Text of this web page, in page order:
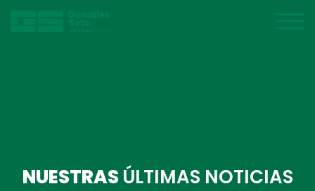
NUESTRASÚLTIMAS NOTICIAS